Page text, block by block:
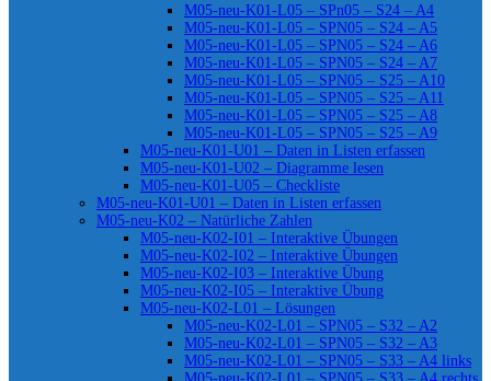
M05-neu-K01-L05 – SPn05 – S24 – A4
M05-neu-K01-L05 – SPN05 – S24 – A5
M05-neu-K01-L05 – SPN05 – S24 – A6
M05-neu-K01-L05 – SPN05 – S24 – A7
M05-neu-K01-L05 – SPN05 – S25 – A10
M05-neu-K01-L05 – SPN05 – S25 – A11
M05-neu-K01-L05 – SPN05 – S25 – A8
M05-neu-K01-L05 – SPN05 – S25 – A9
M05-neu-K01-U01 – Daten in Listen erfassen
M05-neu-K01-U02 – Diagramme lesen
M05-neu-K01-U05 – Checkliste
M05-neu-K01-U01 – Daten in Listen erfassen
M05-neu-K02 – Natürliche Zahlen
M05-neu-K02-I01 – Interaktive Übungen
M05-neu-K02-I02 – Interaktive Übungen
M05-neu-K02-I03 – Interaktive Übung
M05-neu-K02-I05 – Interaktive Übung
M05-neu-K02-L01 – Lösungen
M05-neu-K02-L01 – SPN05 – S32 – A2
M05-neu-K02-L01 – SPN05 – S32 – A3
M05-neu-K02-L01 – SPN05 – S33 – A4 links